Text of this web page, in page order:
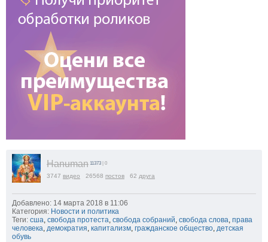
Hanuman 11373 | 0
3747 видео 26568 постов 62 друга
Добавлено: 14 марта 2018 в 11:06
Категория: Новости и политика
Теги: сша, свобода протеста, свобода собраний, свобода слова, права
человека, демократия, капитализм, гражданское общество, детская
обувь